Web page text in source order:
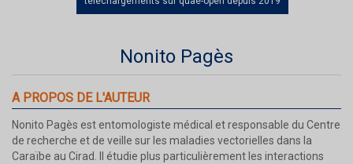
Nonito Pagès
A PROPOS DE L'AUTEUR
Nonito Pagès est entomologiste médical et responsable du Centre
de recherche et de veille sur les maladies vectorielles dans la
Caraïbe au Cirad. Il étudie plus particulièrement les interactions